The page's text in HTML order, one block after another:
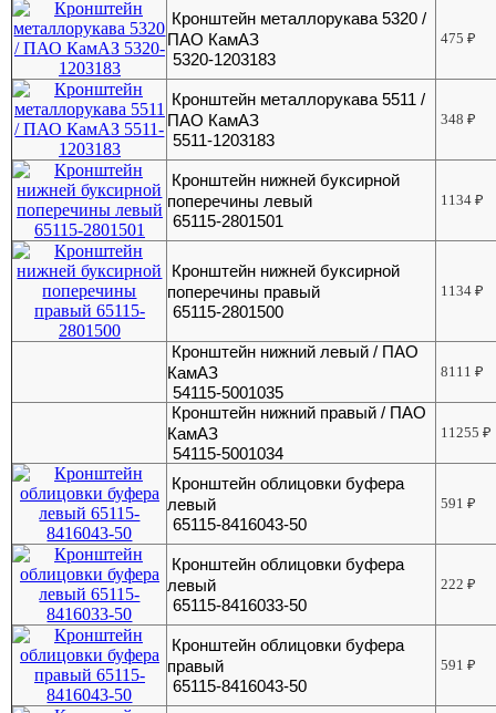
Кронштейн металлорукава 5320 /
ПАО КамАЗ
5320-1203183
475₽
Кронштейн металлорукава 5511 /
ПАО КамАЗ
5511-1203183
348₽
Кронштейн нижней буксирной
поперечины левый
65115-2801501
1134₽
Кронштейн нижней буксирной
поперечины правый
65115-2801500
1134₽
Кронштейн нижний левый / ПАО
КамАЗ
54115-5001035
8111₽
Кронштейн нижний правый / ПАО
КамАЗ
54115-5001034
11255₽
Кронштейн облицовки буфера
левый
65115-8416043-50
591₽
Кронштейн облицовки буфера
левый
65115-8416033-50
222₽
Кронштейн облицовки буфера
правый
65115-8416043-50
591₽